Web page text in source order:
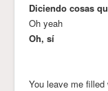
Diciendo cosas
Oh yeah
Oh, sí
You leave me filled